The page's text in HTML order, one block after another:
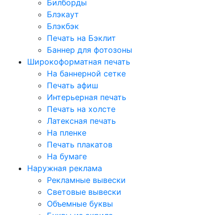
Билборды
Блэкаут
Блэкбэк
Печать на Бэклит
Баннер для фотозоны
Широкоформатная печать
На баннерной сетке
Печать афиш
Интерьерная печать
Печать на холсте
Латексная печать
На пленке
Печать плакатов
На бумаге
Наружная реклама
Рекламные вывески
Световые вывески
Объемные буквы